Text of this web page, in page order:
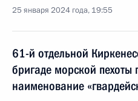
25 января 2024 года, 19:55
61-й отдельной
бригаде морской пехоты
наименование